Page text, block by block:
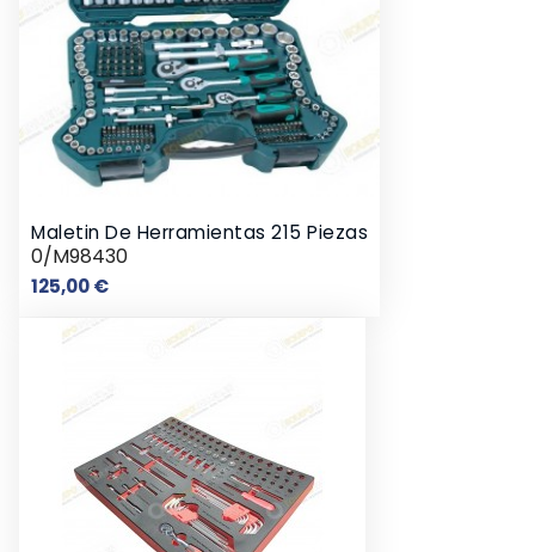
Maletin De Herramientas 215 Piezas
0/M98430
125,00 €Precio